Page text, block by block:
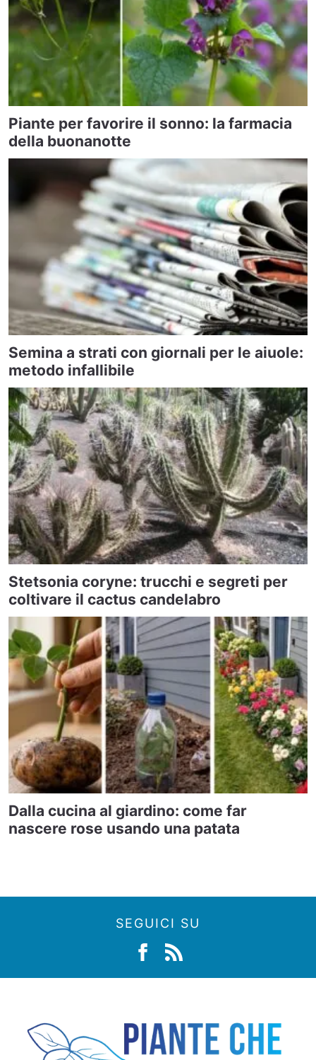
Piante per favorire il sonno: la farmacia
della buonanotte
Semina a strati con giornali per le aiuole:
metodo infallibile
Stetsonia coryne: trucchi e segreti per
coltivare il cactus candelabro
Dalla cucina al giardino: come far
nascere rose usando una patata
SEGUICI SU